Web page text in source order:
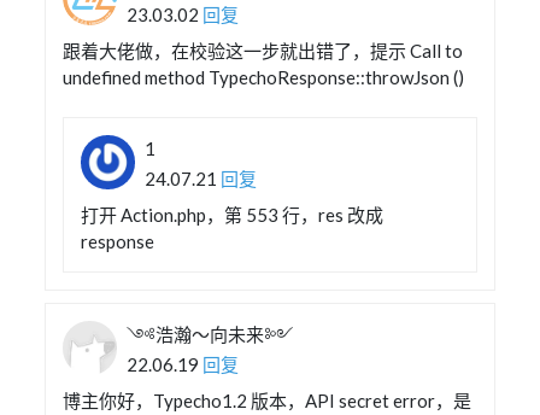
23.03.02 回复
跟着大佬做，在校验这一步就出错了，提示 Call to
undefined method TypechoResponse::throwJson ()
1
24.07.21 回复
打开 Action.php，第 553 行，res 改成
response
༺浩瀚～向未来༻
22.06.19 回复
博主你好，Typecho1.2 版本，API secret error，是